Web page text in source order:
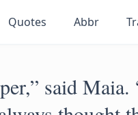
Quotes Abbr
said